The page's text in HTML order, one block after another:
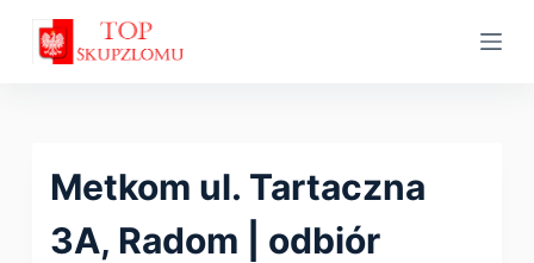
Metkom ul. Tartaczna
3A, Radom | оdbiór